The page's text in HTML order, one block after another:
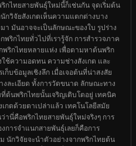
กไทยสายพันธุ์ใหม่นี้ก็เช่นกัน จุดเริ่มต้น
กวิจัยสังเกตเห็นความแตกต่างบาง
า มันอาจจะเป็นลักษณะของใบ รูปร่าง
ริกไทยทั่วไปที่เรารู้จัก การสำรวจภาค
ริกไทยหลายแห่ง เพื่อตามหาต้นพริก
ช้ความอดทน ความช่างสังเกต และ
ก็บข้อมูลเชิงลึก เมื่อเจอต้นที่น่าสงสัย
ละเอียด ทั้งการวัดขนาด ลักษณะทาง
ต้นพริกไทยนั้นเจริญเติบโตอยู่ เทคนิค
กตด้วยตาเปล่าแล้ว เทคโนโลยีสมัย
นี่คือพริกไทยสายพันธุ์ใหม่จริงๆ การ
การจำแนกสายพันธุ์เลยก็คือการ
นักวิจัยจะนำตัวอย่างจากพริกไทยต้น